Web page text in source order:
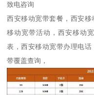
致电咨询
西安移动宽带套餐，西安
移动宽带活动，西安移动
表，西安移动宽带办理电
带覆盖查询，